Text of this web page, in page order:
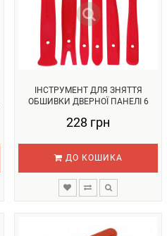
ІНСТРУМЕНТ ДЛЯ ЗНЯТТЯ
ОБШИВКИ ДВЕРНОЇ ПАНЕЛІ 6
228 грн
ДО КОШИКА